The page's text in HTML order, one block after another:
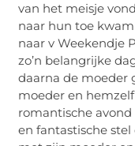
van het meisje
naar hun toe
naar v Weekendje
zo’n belangrijke
daarna de moeder
moeder en
romantische
en fantastische